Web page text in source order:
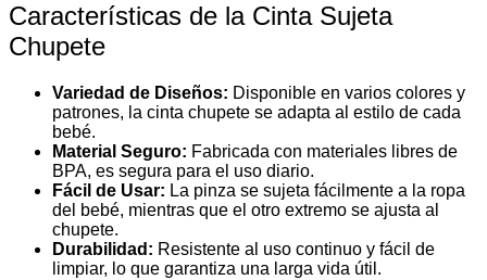
Características de la Cinta Sujeta
Chupete
Variedad de Diseños: Disponible en varios colores y
patrones, la cinta chupete se adapta al estilo de cada
bebé.
Material Seguro: Fabricada con materiales libres de
BPA, es segura para el uso diario.
Fácil de Usar: La pinza se sujeta fácilmente a la ropa
del bebé, mientras que el otro extremo se ajusta al
chupete.
Durabilidad: Resistente al uso continuo y fácil de
limpiar, lo que garantiza una larga vida útil.